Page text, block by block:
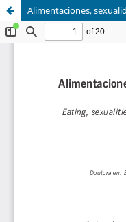
Alimentaciones,